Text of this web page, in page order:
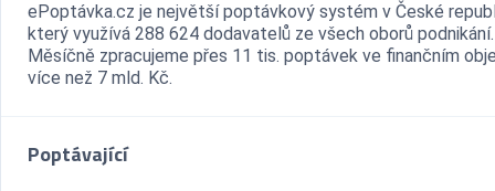
ePoptávka.cz je největší poptávkový systém v České
který využívá 288 624 dodavatelů ze všech oborů podnikání.
Měsíčně zpracujeme přes 11 tis. poptávek ve finančním
více než 7 mld. Kč.
Poptávající